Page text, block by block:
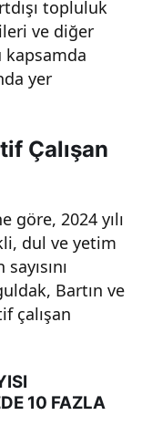
topluluk
ve diğer
kapsamda
yer
Çalışan
göre, 2024 yılı
dul ve yetim
Bartın ve
çalışan
10 FAZLA